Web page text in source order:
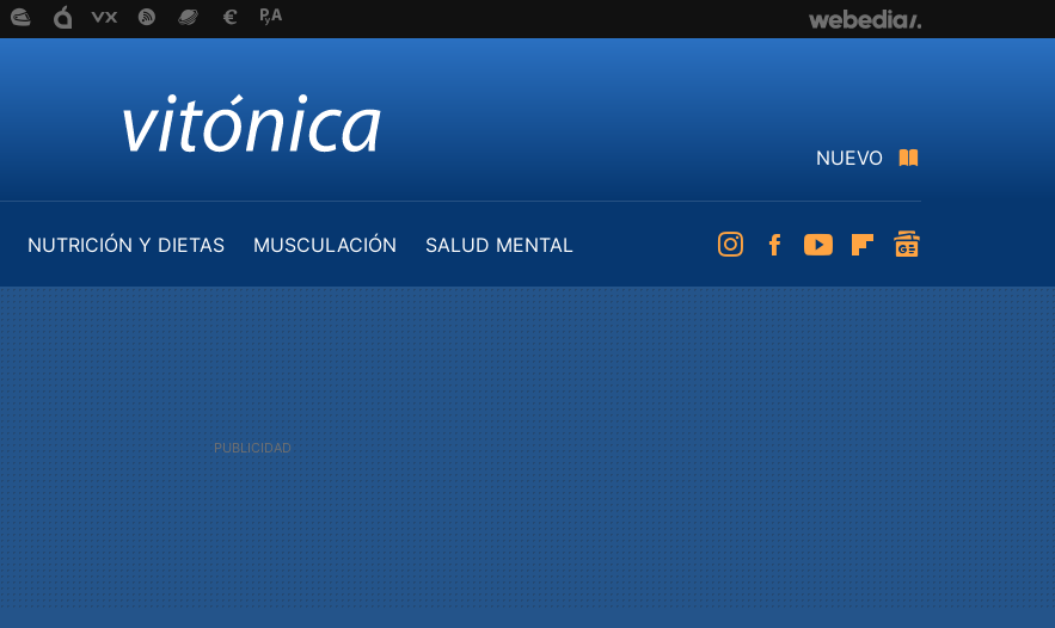
NUEVO
NUTRICIÓN Y DIETAS MUSCULACIÓN
SALUD MENTAL
InstagramFacebookYoutubeFlipboard